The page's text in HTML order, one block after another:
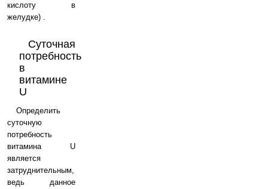
кислоту в
желудке) .
Суточная
потребность
в
витамине
U
Определить
суточную
потребность
витамина U
является
затруднительным,
ведь данное